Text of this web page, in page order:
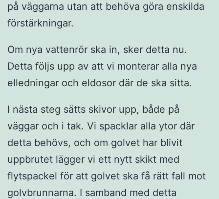
på väggarna utan att behöva göra enskilda
förstärkningar.
Om nya vattenrör ska in, sker detta nu.
Detta följs upp av att vi monterar alla nya
elledningar och eldosor där de ska sitta.
I nästa steg sätts skivor upp, både på
väggar och i tak. Vi spacklar alla ytor där
detta behövs, och om golvet har blivit
uppbrutet lägger vi ett nytt skikt med
flytspackel för att golvet ska få rätt fall mot
golvbrunnarna. I samband med detta